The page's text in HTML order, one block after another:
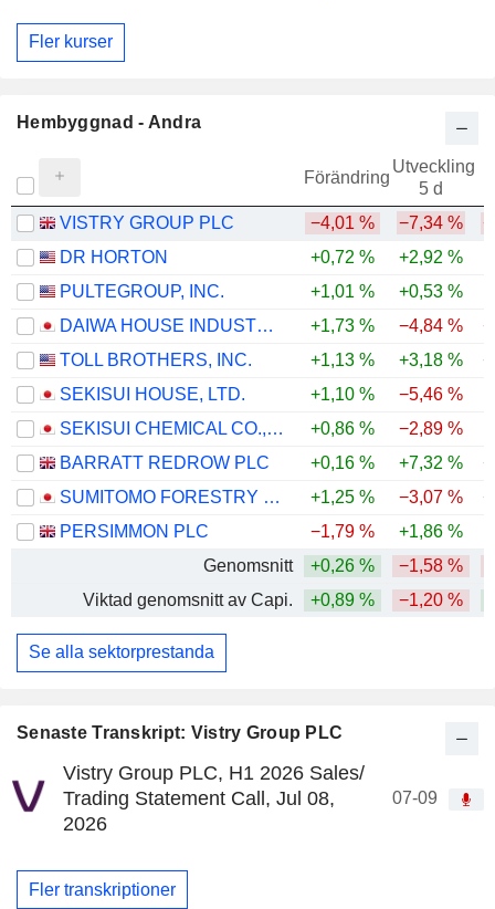
Senaste Transkript: Vistry Group PLC
Vistry Group PLC, H1 2026 Sales/
Trading Statement Call, Jul 08,
2026
07-09
Fler transkriptioner
Fler kurser
Hembyggnad - Andra
Förändring
Utveckling
5 d
VISTRY GROUP PLC −4,01 % −7,34 %
DR HORTON
+0,72 % +2,92 %
PULTEGROUP, INC.
+1,01 % +0,53 %
DAIWA HOUSE INDUSTRY CO., LTD.
+1,73 % −4,84 %
TOLL BROTHERS, INC.
+1,13 % +3,18 %
SEKISUI HOUSE, LTD.
+1,10 % −5,46 %
SEKISUI CHEMICAL CO., LTD.
+0,86 % −2,89 %
BARRATT REDROW PLC
+0,16 % +7,32 %
SUMITOMO FORESTRY CO., LTD.
+1,25 % −3,07 %
PERSIMMON PLC
−1,79 % +1,86 %
Genomsnitt
+0,26 % −1,58 %
Viktad genomsnitt av Capi.
+0,89 % −1,20 %
Se alla sektorprestanda